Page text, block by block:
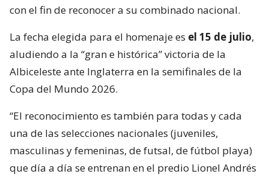
con el fin de reconocer a su combinado nacional.
La fecha elegida para el homenaje es el 15 de julio,
aludiendo a la “gran e histórica” victoria de la
Albiceleste ante Inglaterra en la semifinales de la
Copa del Mundo 2026.
“El reconocimiento es también para todas y cada
una de las selecciones nacionales (juveniles,
masculinas y femeninas, de futsal, de fútbol playa)
que día a día se entrenan en el predio Lionel Andrés